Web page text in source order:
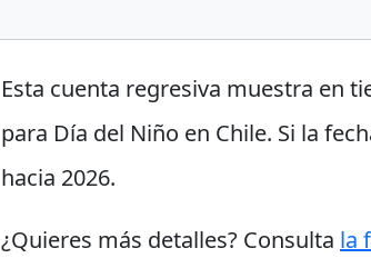
Esta cuenta regresiva muestra en
para Día del Niño en Chile. Si la
hacia 2026.
¿Quieres más detalles? Consulta la